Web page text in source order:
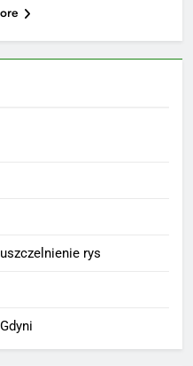
rys